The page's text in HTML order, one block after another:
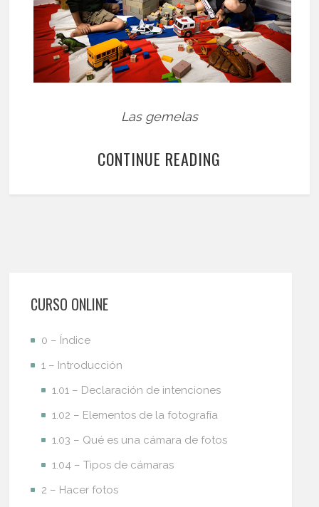
Las gemelas
CONTINUE READING
CURSO ONLINE
0 – Índice
1 – Introducción
1.01 – Declaración de intenciones
1.02 – Elementos de la fotografía
1.03 – Qué es una cámara de fotos
1.04 – Tipos de cámaras
2 – Hacer fotos